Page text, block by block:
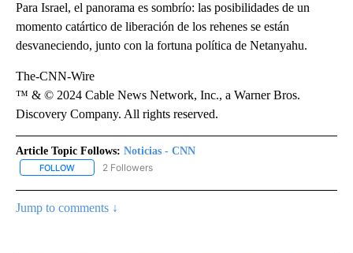
Para Israel, el panorama es sombrío: las posibilidades de un
momento catártico de liberación de los rehenes se están
desvaneciendo, junto con la fortuna política de Netanyahu.
The-CNN-Wire
™ & © 2024 Cable News Network, Inc., a Warner Bros.
Discovery Company. All rights reserved.
Article Topic Follows: Noticias - CNN
FOLLOW FOLLOW "NOTICIAS - CNN" TO RECEIVE NOTIFICATIONS ABOUT
2 Followers
Jump to comments ↓